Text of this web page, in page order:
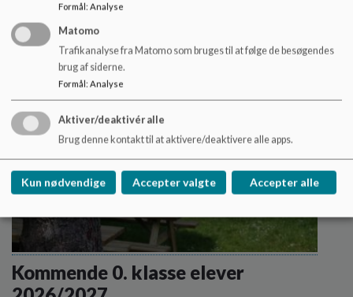
Kommende 0. klasse elever
Formål: Analyse
Matomo
Trafikanalyse fra Matomo som bruges til at følge de besøgendes
brug af siderne.
Formål: Analyse
Aktiver/deaktivér alle
Brug denne kontakt til at aktivere/deaktivere alle apps.
Kun nødvendige Accepter valgte Accepter alle